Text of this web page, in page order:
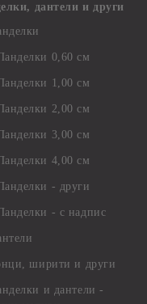
дантели и други
Панделки 0,60 см
Панделки 1,00 см
Панделки 2,00 см
Панделки 3,00 см
Панделки 4,00 см
Панделки - други
Панделки - с надпис
ширити и други
и дантели -